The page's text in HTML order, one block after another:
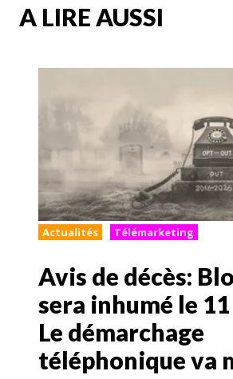
A LIRE AUSSI
Actualités Télémarketing
Avis de décès:
sera inhumé le
Le démarchage
téléphonique va